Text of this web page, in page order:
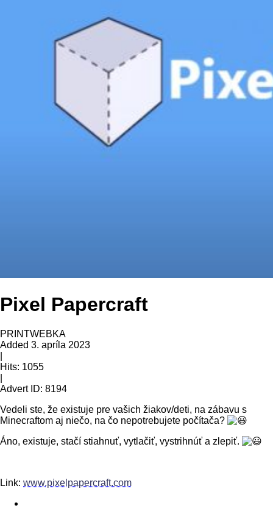
Pixel Papercraft
PRINTWEBKA
Added 3. apríla 2023
Hits: 1055
Advert ID: 8194
Vedeli ste, že existuje pre vašich žiakov/deti, na zábavu s
Minecraftom aj niečo, na čo nepotrebujete počítača?
Áno, existuje, stačí stiahnuť, vytlačiť, vystrihnúť a zlepiť.
Link: www.pixelpapercraft.com